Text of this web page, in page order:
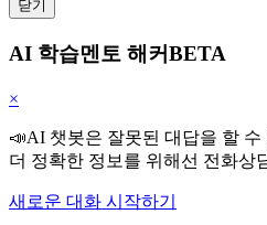
닫기
AI 학습멘토 해커BETA
×
📣AI 챗봇은 잘못된 대답을 할 수
더 정확한 정보를 위해선 전화상
새로운 대화 시작하기